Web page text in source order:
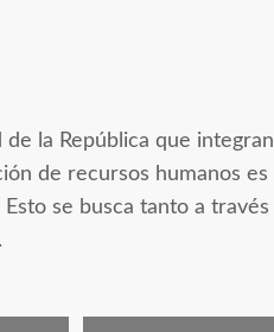
la República que integran
de recursos humanos es
se busca tanto a través